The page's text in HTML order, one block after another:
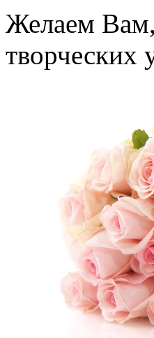
Желаем Вам,
творческих